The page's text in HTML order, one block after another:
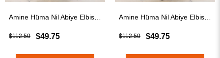
$49.75
$112.50 $49.75
$112.50